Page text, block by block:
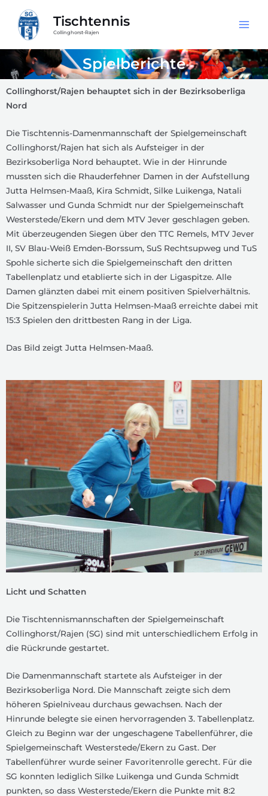
Tischtennis
Collinghorst-Rajen
Spielberichte
Collinghorst/Rajen behauptet sich in der Bezirksoberliga
Nord
Die Tischtennis-Damenmannschaft der Spielgemeinschaft
Collinghorst/Rajen hat sich als Aufsteiger in der
Bezirksoberliga Nord behauptet. Wie in der Hinrunde
mussten sich die Rhauderfehner Damen in der Aufstellung
Jutta Helmsen-Maaß, Kira Schmidt, Silke Luikenga, Natali
Salwasser und Gunda Schmidt nur der Spielgemeinschaft
Westerstede/Ekern und dem MTV Jever geschlagen geben.
Mit überzeugenden Siegen über den TTC Remels, MTV Jever
II, SV Blau-Weiß Emden-Borssum, SuS Rechtsupweg und TuS
Spohle sicherte sich die Spielgemeinschaft den dritten
Tabellenplatz und etablierte sich in der Ligaspitze. Alle
Damen glänzten dabei mit einem positiven Spielverhältnis.
Die Spitzenspielerin Jutta Helmsen-Maaß erreichte dabei mit
15:3 Spielen den drittbesten Rang in der Liga.
Das Bild zeigt Jutta Helmsen-Maaß.
Licht und Schatten
Die Tischtennismannschaften der Spielgemeinschaft
Collinghorst/Rajen (SG) sind mit unterschiedlichem Erfolg in
die Rückrunde gestartet.
Die Damenmannschaft startete als Aufsteiger in der
Bezirksoberliga Nord. Die Mannschaft zeigte sich dem
höheren Spielniveau durchaus gewachsen. Nach der
Hinrunde belegte sie einen hervorragenden 3. Tabellenplatz.
Gleich zu Beginn war der ungeschagene Tabellenführer, die
Spielgemeinschaft Westerstede/Ekern zu Gast. Der
Tabellenführer wurde seiner Favoritenrolle gerecht. Für die
SG konnten lediglich Silke Luikenga und Gunda Schmidt
punkten, so dass Westerstede/Ekern die Punkte mit 8:2